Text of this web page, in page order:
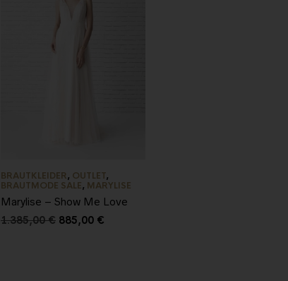
BRAUTKLEIDER, OUTLET,
BRAUTMODE SALE, MARYLISE
Marylise – Show Me Love
1.385,00€ 885,00 €